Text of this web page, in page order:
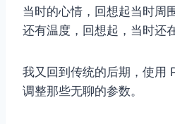
当时的心情，回想起当时周
还有温度，回想起，当时还
我又回到传统的后期，使用
调整那些无聊的参数。
取消